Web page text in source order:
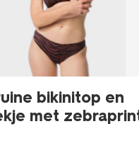
bikinitop en
met